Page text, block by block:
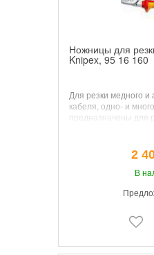
Ножницы для
Knipex, 95 16 160
Для резки медного и
кабеля, одно- и
предназначены для
проводов.
прецизионной
инструментальная
кованая, закаленная
2
В